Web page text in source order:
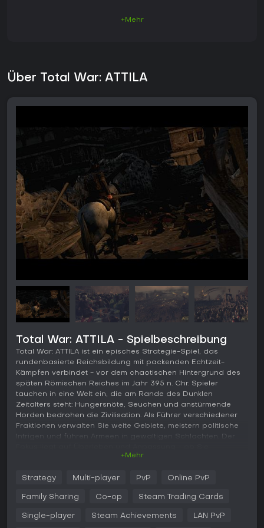
+Mehr
Über Total War: ATTILA
Total War: ATTILA - Spielbeschreibung
Total War: ATTILA ist ein episches Strategie-Spiel, das
rundenbasierte Reichsbildung mit packenden Echtzeit-
Kämpfen verbindet - vor dem chaotischen Hintergrund des
späten Römischen Reiches im Jahr 395 n. Chr. Spieler
tauchen in eine Welt ein, die am Rande des Dunklen
Zeitalters steht: Hungersnöte, Seuchen und anstürmende
Horden bedrohen die Zivilisation. Als Führer verschiedener
Fraktionen verwalten Sie weite Gebiete, meistern politische
Intrigen und führen Armeen in gewaltigen Schlachten. Der
zerfallende Reiche verteidigen oder aus den Trümmern neue
jede Runde strategische Entscheidungen in Verwaltung,
+Mehr
Strategy Multi-player PvP Online PvP
Family Sharing Co-op Steam Trading Cards
Single-player Steam Achievements LAN PvP